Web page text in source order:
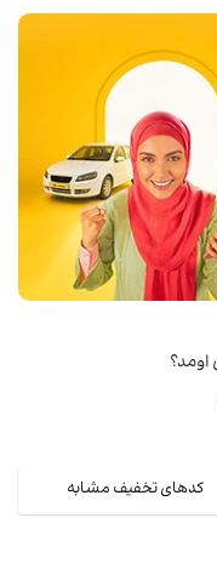
اومد؟
کدهای تخفیف مشابه